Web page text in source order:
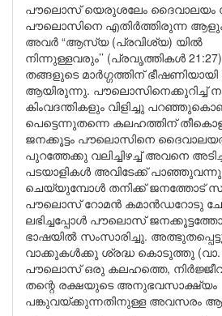
പൗലൊസ് യെരുശലേം ദൈവാലയം
പൗലൊസിനെ എതിർത്തിരുന്ന
അവർ “ആസ്യ (പ്രവിശ്യ) യിൽ
നിന്നുള്ളവരും’’ (പ്രവൃത്തികൾ
തങ്ങളുടെ മാർഗ്ഗത്തിന്
ആയിരുന്നു.
കിംവദന്തികളും വിളിച്ചു
പെട്ടെന്നുതന്നെ കലഹത്തിന്
ജനക്കൂട്ടം പൗലൊസിനെ
പുറത്തേക്കു വലിച്ചിഴച്ച് അവനെ
പടയാളികൾ അവിടേക്ക്
ചെയ്യുമ്പോൾ തനിക്ക് ജനത്തോട്
പൗലൊസ് റോമൻ കമാൻഡറോടു
ലഭിച്ചപ്പോൾ പൗലൊസ്
ഭാഷയിൽ സംസാരിച്ചു.
വാക്കുകൾക്കു ശ്രദ്ധ കൊടുത്തു (വാ.
പൗലൊസ് ഒരു കലഹത്തെ,
തന്റെ രക്ഷയുടെ അനുഭവസാക്ഷ്യം
പങ്കുവയ്ക്കുന്നതിനുള്ള അവസരം ആക്കി